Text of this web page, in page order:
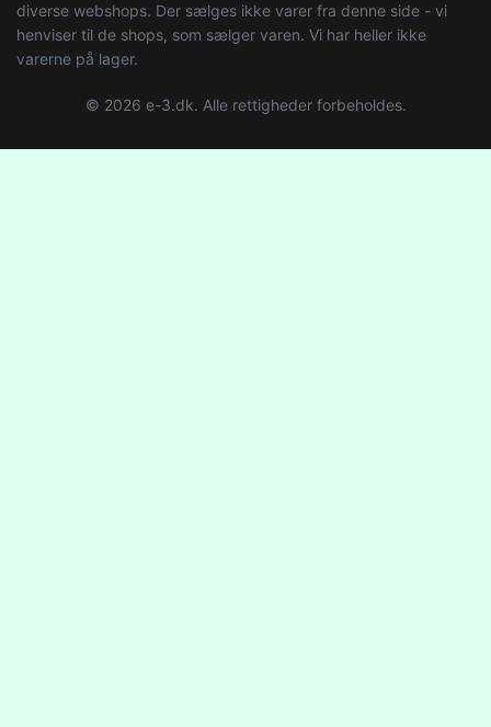
diverse webshops. Der sælges ikke varer fra denne side - vi
henviser til de shops, som sælger varen. Vi har heller ikke
varerne på lager.
© 2026 e-3.dk. Alle rettigheder forbeholdes.